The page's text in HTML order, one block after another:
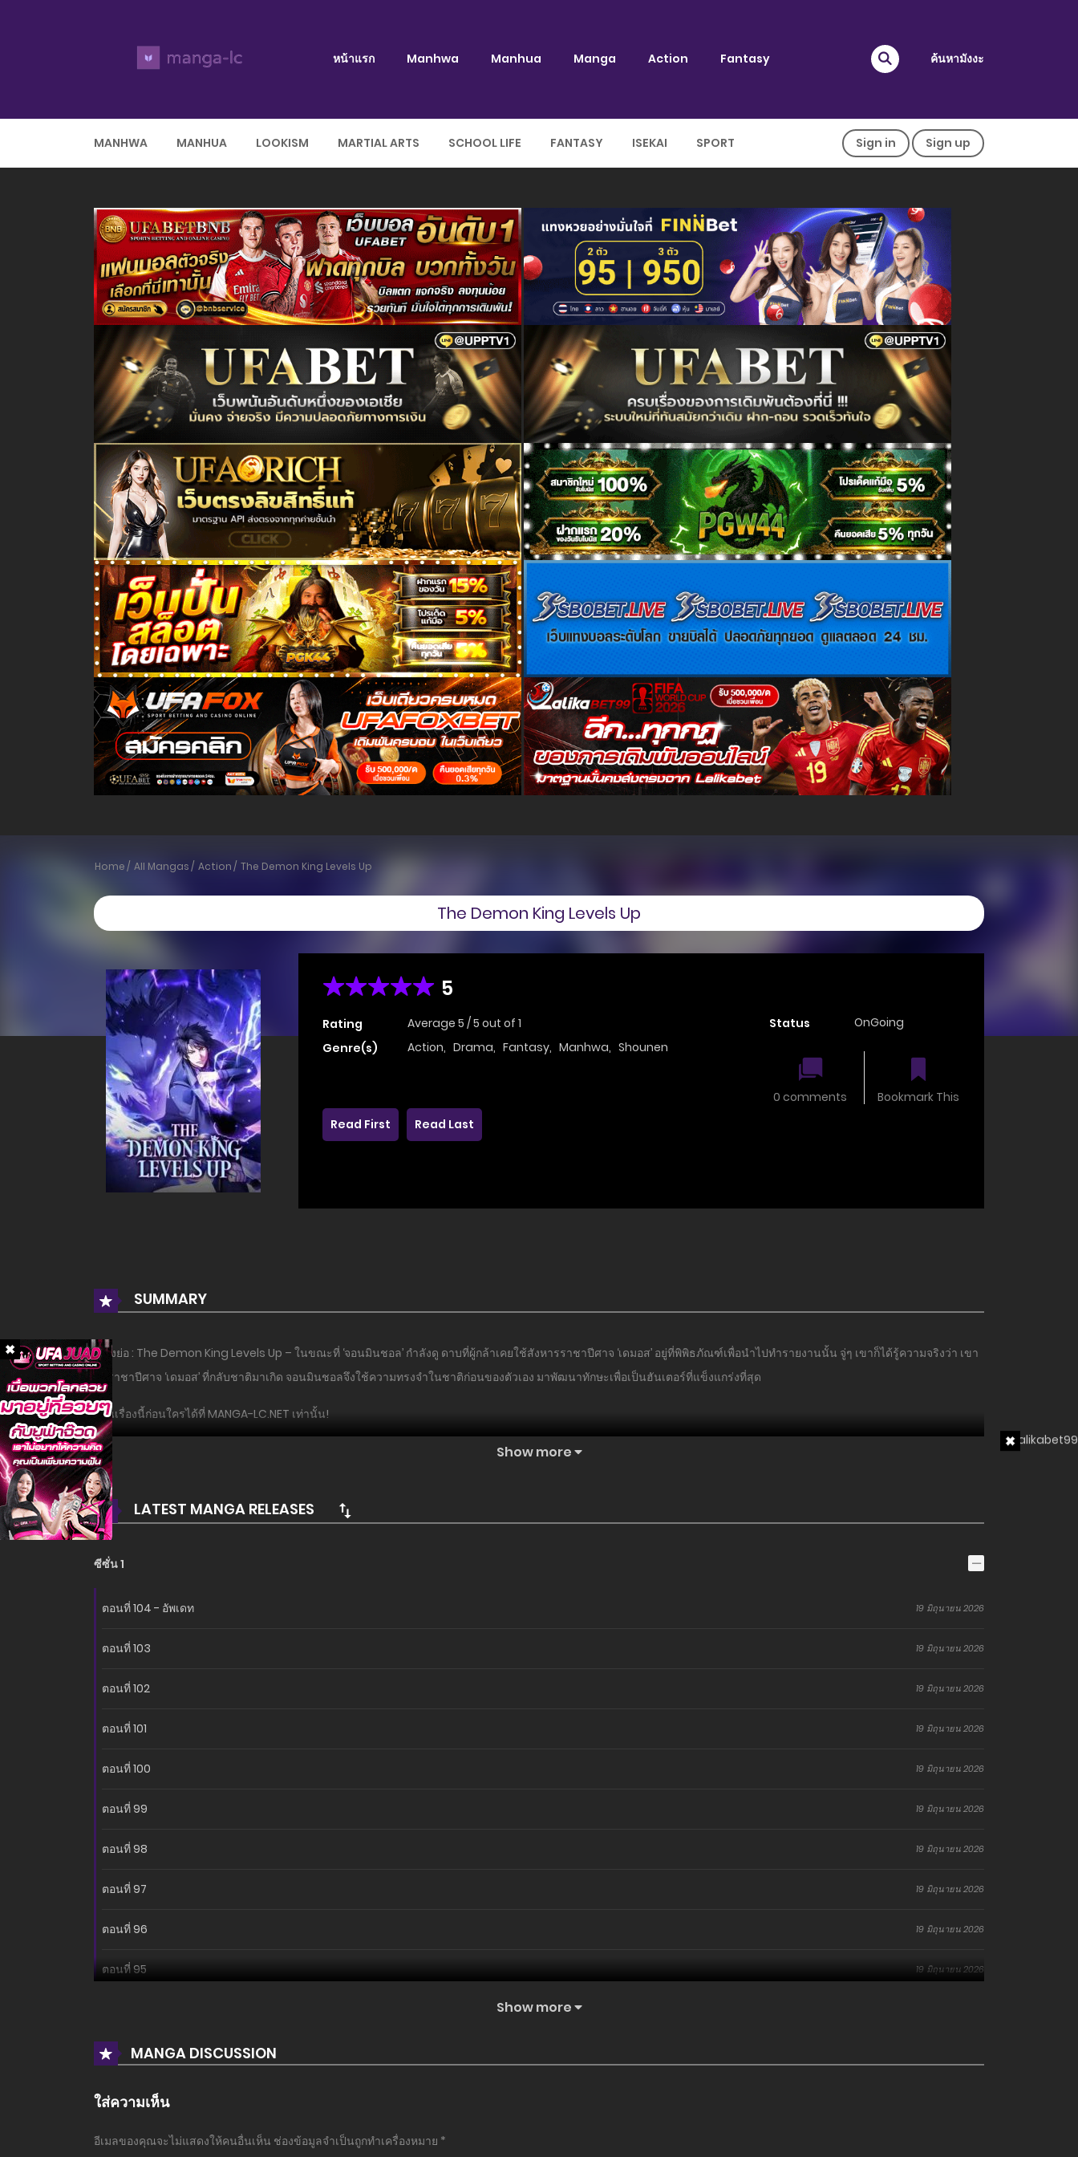
หน้าแรก Manhwa Manhua Manga Action Fantasy ค้นหามังงะ
MANHWA MANHUA LOOKISM MARTIAL ARTS SCHOOL LIFE FANTASY ISEKAI SPORT Sign in Sign up
Home All Mangas Action The Demon King Levels Up
The Demon King Levels Up
5
Rating Average 5 /5 out of 1
Genre(s)
Action, Drama, Fantasy, Manhwa, Shounen
Status OnGoing
0 comments
Bookmark This
Read First
Read Last
SUMMARY
เรื่องย่อ : The Demon King Levels Up – ในขณะที่ ‘จอนมินชอล’ กำลังดู ดาบที่ผู้กล้าเคยใช้สังหารราชาปีศาจ ‘เดมอส’ อยู่ที่พิพิธภัณฑ์เพื่อนำไปทำรายงานนั้น จู่ๆ เขาก็ได้รู้ความจริงว่า เขา
คือราชาปีศาจ ‘เดมอส’ ที่กลับชาติมาเกิด จอนมินชอลจึงใช้ความทรงจำในชาติก่อนของตัวเอง มาพัฒนาทักษะเพื่อเป็นฮันเตอร์ที่แข็งแกร่งที่สุด
อ่านเรื่องนี้ก่อนใครได้ที่ MANGA-LC.NET เท่านั้น!
Show more
LATEST MANGA RELEASES
ซีซั่น 1
ตอนที่ 104 - อัพเดท 19 มิถุนายน 2026
ตอนที่ 103 19 มิถุนายน 2026
ตอนที่ 102 19 มิถุนายน 2026
ตอนที่ 101 19 มิถุนายน 2026
ตอนที่ 100 19 มิถุนายน 2026
ตอนที่ 99 19 มิถุนายน 2026
ตอนที่ 98 19 มิถุนายน 2026
ตอนที่ 97 19 มิถุนายน 2026
ตอนที่ 96 19 มิถุนายน 2026
ตอนที่ 95 19 มิถุนายน 2026
ตอนที่ 93
Show more
MANGA DISCUSSION
ใส่ความเห็น
อีเมลของคุณจะไม่แสดงให้คนอื่นเห็น ช่องข้อมูลจำเป็นถูกทำเครื่องหมาย *